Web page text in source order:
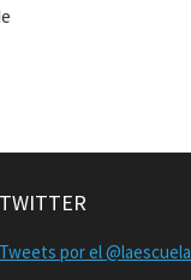
TWITTER
Tweets por el